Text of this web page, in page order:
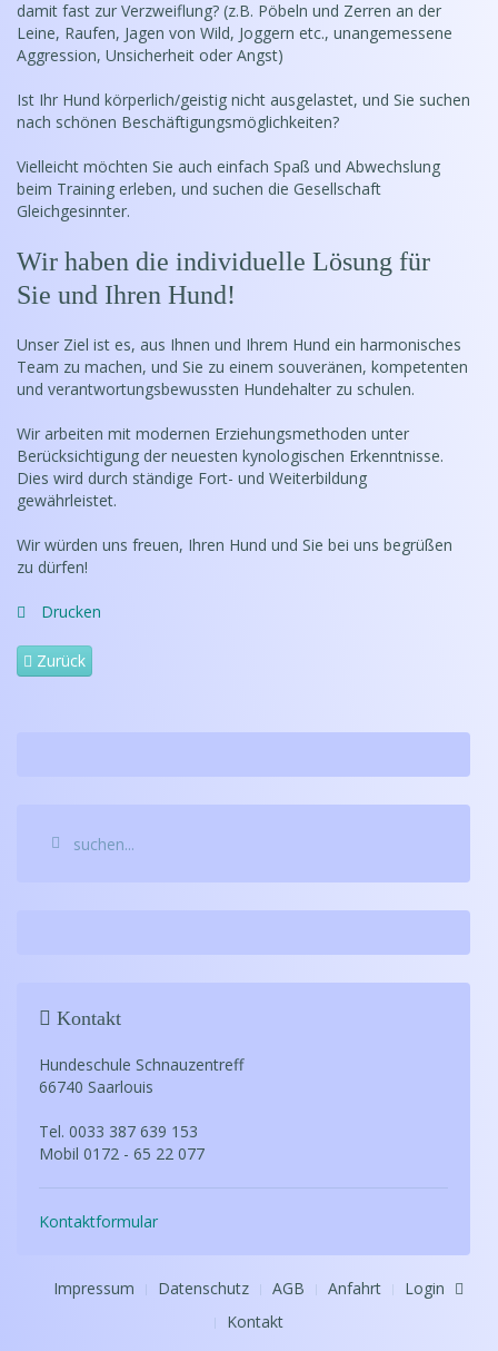
damit fast zur Verzweiflung? (z.B. Pöbeln und Zerren an der
Leine, Raufen, Jagen von Wild, Joggern etc., unangemessene
Aggression, Unsicherheit oder Angst)
Ist Ihr Hund körperlich/geistig nicht ausgelastet, und Sie suchen
nach schönen Beschäftigungsmöglichkeiten?
Vielleicht möchten Sie auch einfach Spaß und Abwechslung
beim Training erleben, und suchen die Gesellschaft
Gleichgesinnter.
Wir haben die individuelle Lösung für
Sie und Ihren Hund!
Unser Ziel ist es, aus Ihnen und Ihrem Hund ein harmonisches
Team zu machen, und Sie zu einem souveränen, kompetenten
und verantwortungsbewussten Hundehalter zu schulen.
Wir arbeiten mit modernen Erziehungsmethoden unter
Berücksichtigung der neuesten kynologischen Erkenntnisse.
Dies wird durch ständige Fort- und Weiterbildung
gewährleistet.
Wir würden uns freuen, Ihren Hund und Sie bei uns begrüßen
zu dürfen!
Drucken
Zurück
Kontakt
Hundeschule Schnauzentreff
66740 Saarlouis
Tel. 0033 387 639 153
Mobil 0172 - 65 22 077
Kontaktformular
Impressum Datenschutz AGB Anfahrt
Login
Kontakt